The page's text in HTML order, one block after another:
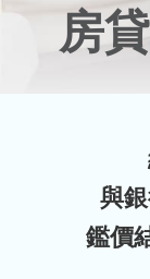
房
與
鑑價